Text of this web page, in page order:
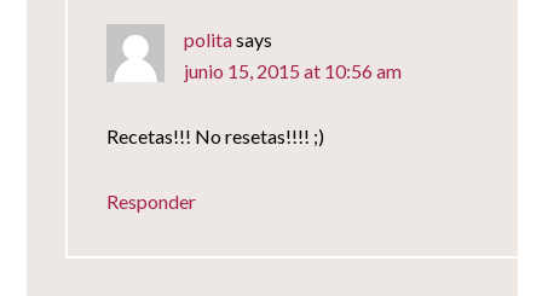
politasays
junio 15, 2015 at 10:56 am
Recetas!!! No resetas!!!! ;)
Responder